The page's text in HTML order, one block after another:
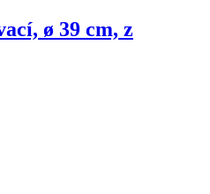
ø 39 cm, z